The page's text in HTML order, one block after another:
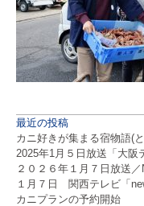
最近の投稿
カニ好きが集まる宿物語(
2025年1月５日放送「大阪
２０２６年１月７日放送
１月７日 関西テレビ「
カニプランの予約開始